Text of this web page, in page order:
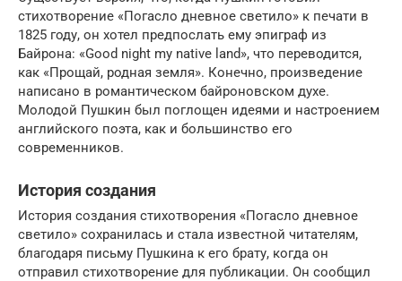
стихотворение «Погасло дневное светило» к печати в
1825 году, он хотел предпослать ему эпиграф из
Байрона: «Good night my native land», что переводится,
как «Прощай, родная земля». Конечно, произведение
написано в романтическом байроновском духе.
Молодой Пушкин был поглощен идеями и настроением
английского поэта, как и большинство его
современников.
История создания
История создания стихотворения «Погасло дневное
светило» сохранилась и стала известной читателям,
благодаря письму Пушкина к его брату, когда он
отправил стихотворение для публикации. Он сообщил